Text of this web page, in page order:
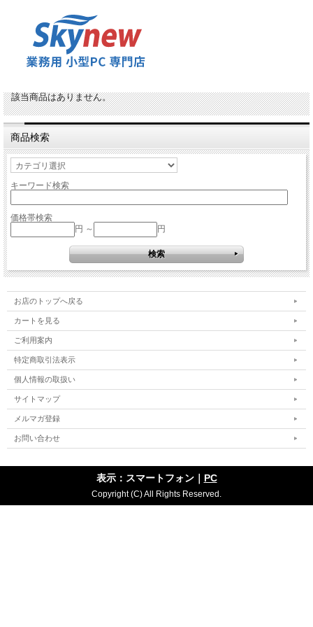
該当商品はありません。
商品検索
キーワード検索
価格帯検索
円 ～
円
お店のトップへ戻る
カートを見る
ご利用案内
特定商取引法表示
個人情報の取扱い
サイトマップ
メルマガ登録
お問い合わせ
表示：スマートフォン｜ PC
Copyright (C) All Rights Reserved.